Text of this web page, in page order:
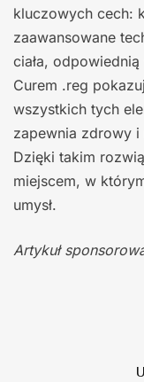
kluczowych cech:
zaawansowane
ciała,
Curem .reg
wszystkich tych
zapewnia zdrowy i
Dzięki takim
miejscem, w
umysł.
Artykuł